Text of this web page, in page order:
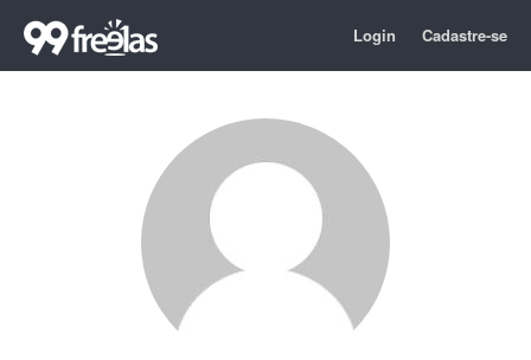
Login Cadastre-se